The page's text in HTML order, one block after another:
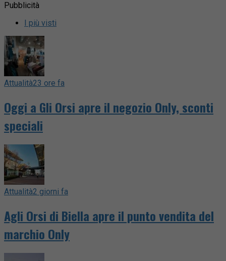
Pubblicità
I più visti
Attualità23 ore fa
Oggi a Gli Orsi apre il negozio Only, sconti
speciali
Attualità2 giorni fa
Agli Orsi di Biella apre il punto vendita del
marchio Only